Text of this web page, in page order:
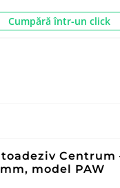
Cumpără într-un click
Centrum
model PAW